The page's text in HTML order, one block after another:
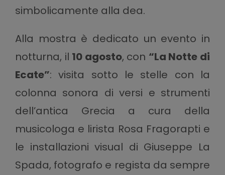
simbolicamente alla dea.
Alla mostra è dedicato un evento in
notturna, il 10 agosto, con “La Notte di
Ecate”: visita sotto le stelle con la
colonna sonora di versi e strumenti
dell’antica Grecia a cura della
musicologa e lirista Rosa Fragorapti e
le installazioni visual di Giuseppe La
Spada, fotografo e regista da sempre